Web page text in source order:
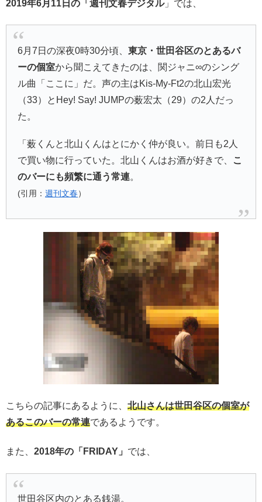
2019年6月11日の「週刊文春デジタル」では、
6月7日の深夜0時30分頃、東京・世田谷区のとあるバ
ーの個室から聞こえてきたのは、関ジャニ∞のシング
ル曲「ここに」だ。声の主はKis-My-Ft2の北山宏光
（33）とHey! Say! JUMPの薮宏太（29）の2人だっ
た。
「薮くんと北山くんはとにかく仲が良い。前日も2人
で買い物に行っていた。北山くんはお酒が好きで、
こ
のバーにも頻繁に通う常連。
(引用：週刊文春）
こちらの記事にあるように、 北山さんは世田谷区の個室が
あるこのバーの常連であるようです。
また、 2018年の「FRIDAY」 では、
世田谷区内のとある銭湯。